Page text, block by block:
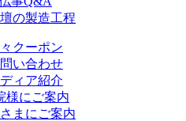
の製造工程
クーポン
い合わせ
ディア紹介
様にご案内
まにご案内